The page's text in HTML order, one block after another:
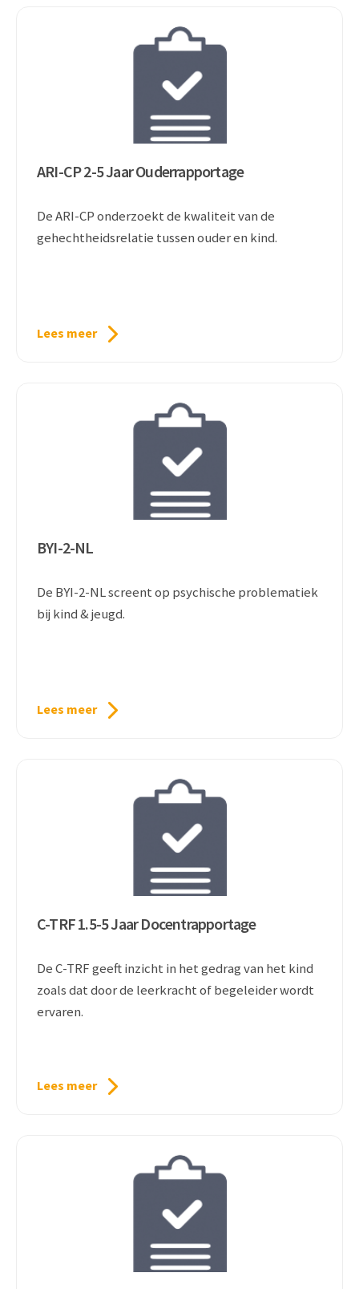
ARI-CP 2-5 Jaar Ouderrapportage
De ARI-CP onderzoekt de kwaliteit van de
gehechtheidsrelatie tussen ouder en kind.
Lees meer
BYI-2-NL
De BYI-2-NL screent op psychische problematiek
bij kind & jeugd.
Lees meer
C-TRF 1.5-5 Jaar Docentrapportage
De C-TRF geeft inzicht in het gedrag van het kind
zoals dat door de leerkracht of begeleider wordt
ervaren.
Lees meer